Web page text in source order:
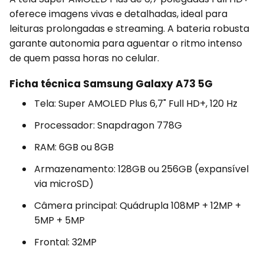
oferece imagens vivas e detalhadas, ideal para
leituras prolongadas e streaming. A bateria robusta
garante autonomia para aguentar o ritmo intenso
de quem passa horas no celular.
Ficha técnica Samsung Galaxy A73 5G
Tela: Super AMOLED Plus 6,7" Full HD+, 120 Hz
Processador: Snapdragon 778G
RAM: 6GB ou 8GB
Armazenamento: 128GB ou 256GB (expansível
via microSD)
Câmera principal: Quádrupla 108MP + 12MP +
5MP + 5MP
Frontal: 32MP